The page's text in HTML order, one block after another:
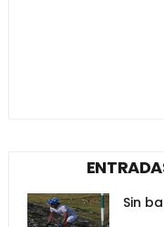
Sin